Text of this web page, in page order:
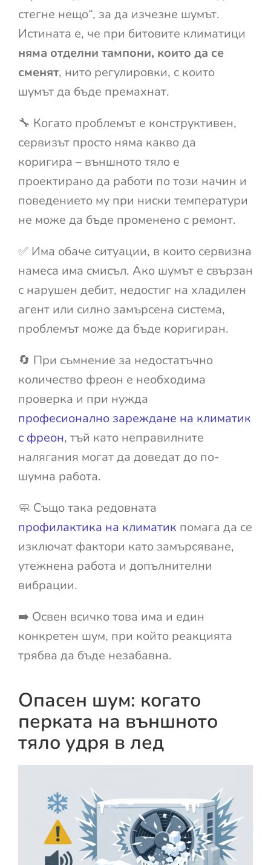
стегне нещо“, за да изчезне шумът.
Истината е, че при битовите климатици
няма отделни тампони, които да се
сменят, нито регулировки, с които
шумът да бъде премахнат.
🔧 Когато проблемът е конструктивен,
сервизът просто няма какво да
коригира – външното тяло е
проектирано да работи по този начин и
поведението му при ниски температури
не може да бъде променено с ремонт.
✅ Има обаче ситуации, в които сервизна
намеса има смисъл. Ако шумът е свързан
с нарушен дебит, недостиг на хладилен
агент или силно замърсена система,
проблемът може да бъде коригиран.
🔄 При съмнение за недостатъчно
количество фреон е необходима
проверка и при нужда
професионално зареждане на климатик
с фреон, тъй като неправилните
налягания могат да доведат до по-
шумна работа.
🧼 Също така редовната
профилактика на климатик помага да се
изключат фактори като замърсяване,
утежнена работа и допълнителни
вибрации.
➡️ Освен всичко това има и един
конкретен шум, при който реакцията
трябва да бъде незабавна.
Опасен шум: когато
перката на външното
тяло удря в лед